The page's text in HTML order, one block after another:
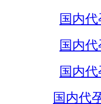
国内
国内
国内
国内代